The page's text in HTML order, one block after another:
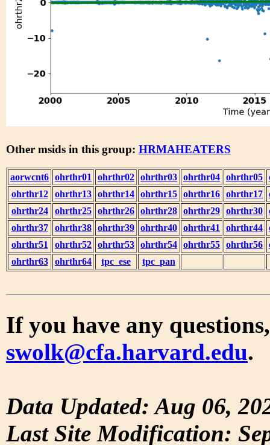
Other msids in this group: HRMAHEATERS
aorwcnt6 ohrthr01 ohrthr02 ohrthr03 ohrthr04 ohrthr05
ohrthr12
ohrthr13 ohrthr14 ohrthr15 ohrthr16 ohrthr17
ohrthr24
ohrthr25 ohrthr26 ohrthr28 ohrthr29 ohrthr30
ohrthr37
ohrthr38 ohrthr39 ohrthr40 ohrthr41 ohrthr44
ohrthr51
ohrthr52 ohrthr53 ohrthr54 ohrthr55 ohrthr56
ohrthr63
ohrthr64 tpc_ese tpc_pan
If you have any
swolk@cfa.harvard.edu.
Data Updated: Aug 06,
Last Site Modification: